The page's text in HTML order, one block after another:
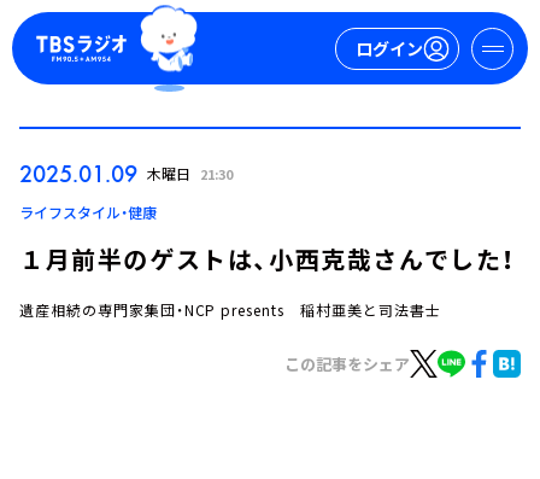
ログイン
ログイン
2025.01.09 木曜日 21:30
ライフスタイル・健康
１月前半のゲストは、小西克哉さんでした！
遺産相続の専門家集団・NCP presents 稲村亜美と司法書士
この記事をシェア